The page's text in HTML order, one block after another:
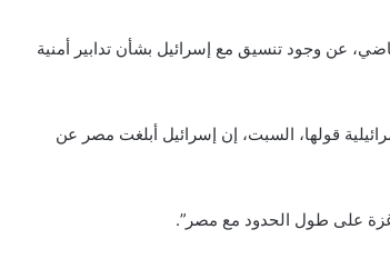
عن وجود تنسيق مع إسرائيل بشأن تدابير أمنية
قولها، السبت، إن إسرائيل أبلغت مصر عن
على طول الحدود مع مصر”.